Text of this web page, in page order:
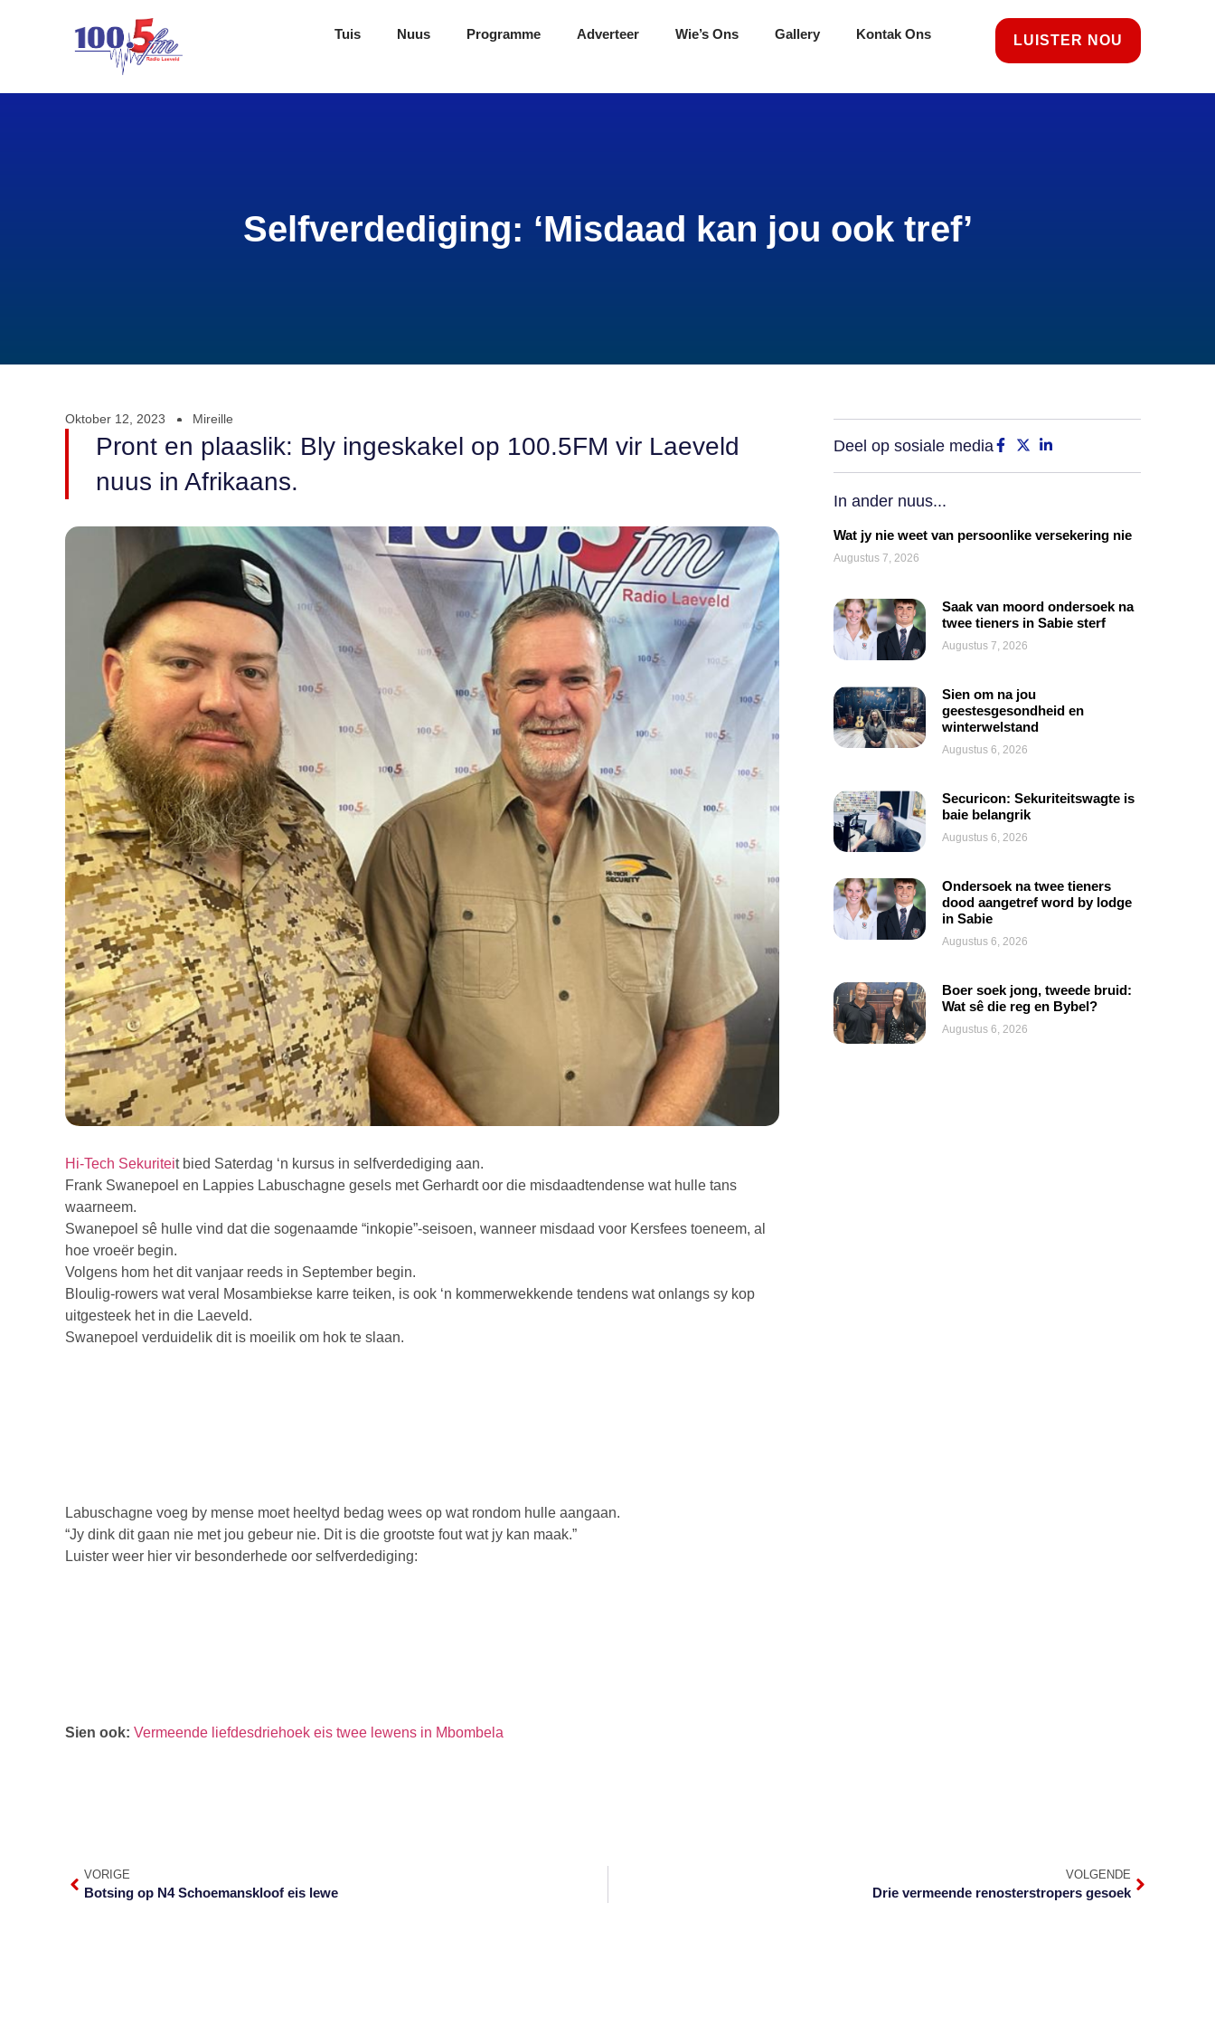
Tuis Nuus Programme Adverteer Wie’s Ons Gallery Kontak Ons LUISTER NOU
Selfverdediging: ‘Misdaad kan jou ook tref’
Oktober 12, 2023 Mireille
Pront en plaaslik: Bly ingeskakel op 100.5FM vir Laeveld
nuus in Afrikaans.
Hi-Tech Sekuriteit bied Saterdag ‘n kursus in selfverdediging aan.
Frank Swanepoel en Lappies Labuschagne gesels met Gerhardt oor die misdaadtendense wat hulle tans
waarneem.
Swanepoel sê hulle vind dat die sogenaamde “inkopie”-seisoen, wanneer misdaad voor Kersfees toeneem, al
hoe vroeër begin.
Volgens hom het dit vanjaar reeds in September begin.
Bloulig-rowers wat veral Mosambiekse karre teiken, is ook ‘n kommerwekkende tendens wat onlangs sy kop
uitgesteek het in die Laeveld.
Swanepoel verduidelik dit is moeilik om hok te slaan.
Labuschagne voeg by mense moet heeltyd bedag wees op wat rondom hulle aangaan.
“Jy dink dit gaan nie met jou gebeur nie. Dit is die grootste fout wat jy kan maak.”
Luister weer hier vir besonderhede oor selfverdediging:
Sien ook: Vermeende liefdesdriehoek eis twee lewens in Mbombela
Deel op sosiale media
In ander nuus...
Wat jy nie weet van persoonlike versekering nie
Augustus 7, 2026
Saak van moord ondersoek na
twee tieners in Sabie sterf
Augustus 7, 2026
Sien om na jou
geestesgesondheid en
winterwelstand
Augustus 6, 2026
Securicon: Sekuriteitswagte is
baie belangrik
Augustus 6, 2026
Ondersoek na twee tieners
dood aangetref word by lodge
in Sabie
Augustus 6, 2026
Boer soek jong, tweede bruid:
Wat sê die reg en Bybel?
Augustus 6, 2026
VORIGE
Botsing op N4 Schoemanskloof eis lewe
VOLGENDE
Drie vermeende renosterstropers gesoek